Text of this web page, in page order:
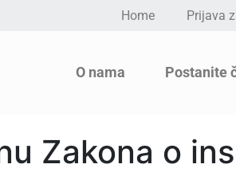
Home Prijava
O nama Postanite
Zakona o